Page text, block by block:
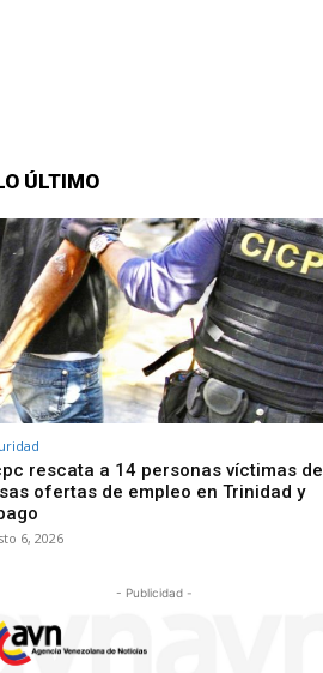
ÚLTIMO
rescata a 14 personas víctimas de
ofertas de empleo en Trinidad y
6, 2026
- Publicidad -